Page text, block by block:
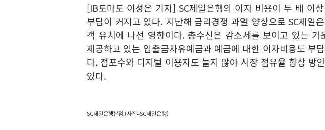
[IB토마토 이성은 기자] SC제일은행의 이자 비용이 두 배 이
부담이 커지고 있다. 지난해 금리경쟁 과열 양상으로 SC제일
객 유치에 나선 영향이다. 총수신은 감소세를 보이고 있는 가
제공하고 있는 입출금자유예금과 예금에 대한 이자비용도 부
다. 점포수와 디지털 이용자도 늘지 않아 시장 점유율 향상 방
있다.
SC제일은행본점.(사진=SC제일은행)